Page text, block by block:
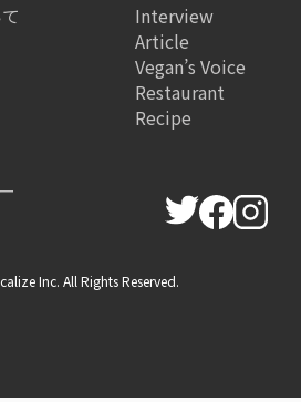
Interview
Article
Vegan’s Voice
Restaurant
Recipe
Inc. All Rights Reserved.